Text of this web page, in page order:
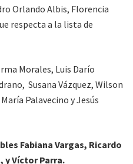
Orlando Albis, Florencia
respecta a la lista de
Morales, Luis Darío
Susana Vázquez, Wilson
Palavecino y Jesús
Fabiana Vargas, Ricardo
y Víctor Parra.